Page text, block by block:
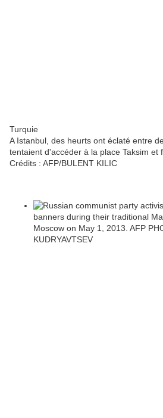
Turquie
A Istanbul, des heurts ont éclaté entre
tentaient d'accéder à la place Taksim et
Crédits : AFP/BULENT KILIC